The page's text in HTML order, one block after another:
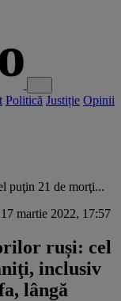
Politică Justiție Opinii
puţin 21 de morţi...
martie 2022, 17:57
ruși: cel
inclusiv
lângă